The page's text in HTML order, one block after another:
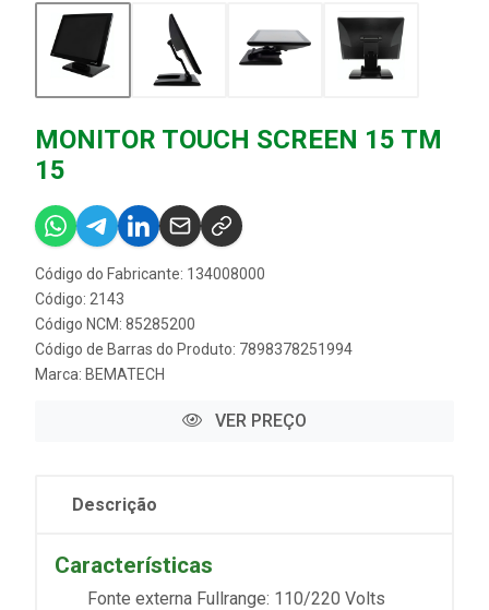
MONITOR TOUCH SCREEN 15 TM
15
Código do Fabricante: 134008000
Código: 2143
Código NCM: 85285200
Código de Barras do Produto: 7898378251994
Marca: BEMATECH
VER PREÇO
Descrição
Características
Fonte externa Fullrange: 110/220 Volts